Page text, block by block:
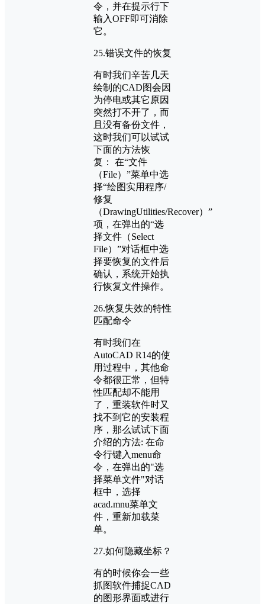
令，并在提示行下
输入OFF即可消除
它。
25.错误文件的恢复
有时我们辛苦几天
绘制的CAD图会因
为停电或其它原因
突然打不开了，而
且没有备份文件，
这时我们可以试试
下面的方法恢
复： 在“文件
（File）”菜单中选
择“绘图实用程序/
修复
（DrawingUtilities/Recover）”
项，在弹出的“选
择文件（Select
File）”对话框中选
择要恢复的文件后
确认，系统开始执
行恢复文件操作。
26.恢复失效的特性
匹配命令
有时我们在
AutoCAD R14的使
用过程中，其他命
令都很正常，但特
性匹配却不能用
了，重装软件时又
找不到它的安装程
序，那么试试下面
介绍的方法: 在命
令行键入menu命
令，在弹出的"选
择菜单文件"对话
框中，选择
acad.mnu菜单文
件，重新加载菜
单。
27.如何隐藏坐标？
有的时候你会一些
抓图软件捕捉CAD
的图形界面或进行